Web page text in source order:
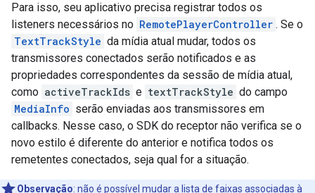
Para isso, seu aplicativo precisa registrar todos os
listeners necessários no RemotePlayerController . Se o
TextTrackStyle da mídia atual mudar, todos os
transmissores conectados serão notificados e as
propriedades correspondentes da sessão de mídia atual,
como activeTrackIds e textTrackStyle do campo
MediaInfo serão enviadas aos transmissores em
callbacks. Nesse caso, o SDK do receptor não verifica se o
novo estilo é diferente do anterior e notifica todos os
remetentes conectados, seja qual for a situação.
Observação: não é possível mudar a lista de faixas associadas à